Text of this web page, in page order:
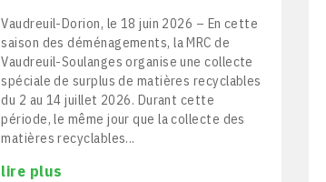
Vaudreuil-Dorion, le 18 juin 2026 – En cette
saison des déménagements, la MRC de
Vaudreuil-Soulanges organise une collecte
spéciale de surplus de matières recyclables
du 2 au 14 juillet 2026. Durant cette
période, le même jour que la collecte des
matières recyclables...
lire plus